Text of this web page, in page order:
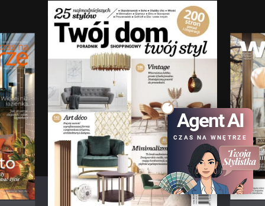
Agent AI
CZAS NA WNĘTRZE